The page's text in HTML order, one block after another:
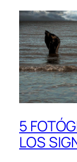
5
LOS